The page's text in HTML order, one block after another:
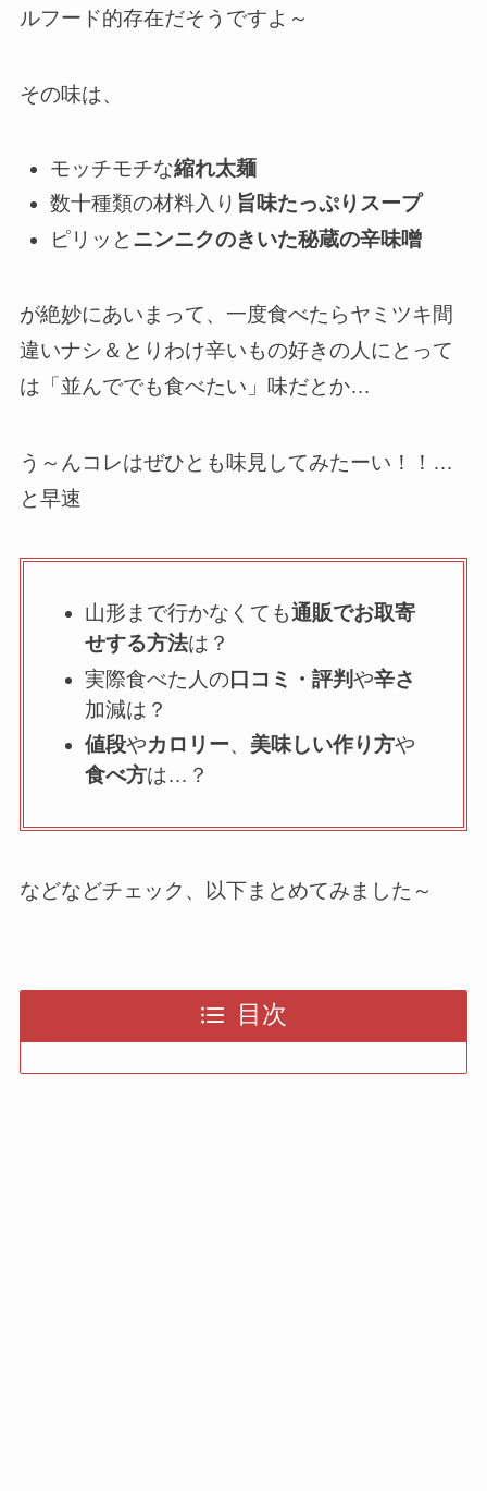
ルフード的存在だそうですよ～
その味は、
モッチモチな縮れ太麺
数十種類の材料入り 旨味たっぷりスープ
ピリッと ニンニクのきいた秘蔵の辛味噌
が絶妙にあいまって、一度食べたらヤミツキ間
違いナシ＆とりわけ辛いもの好きの人にとって
は「並んででも食べたい」味だとか…
う～んコレはぜひとも味見してみたーい！！…
と早速
山形まで行かなくても通販でお取寄
せする方法は？
実際食べた人の口コミ・評判や辛さ
加減は？
値段やカロリー、 美味しい作り方や
食べ方は…？
などなどチェック、以下まとめてみました～
目次